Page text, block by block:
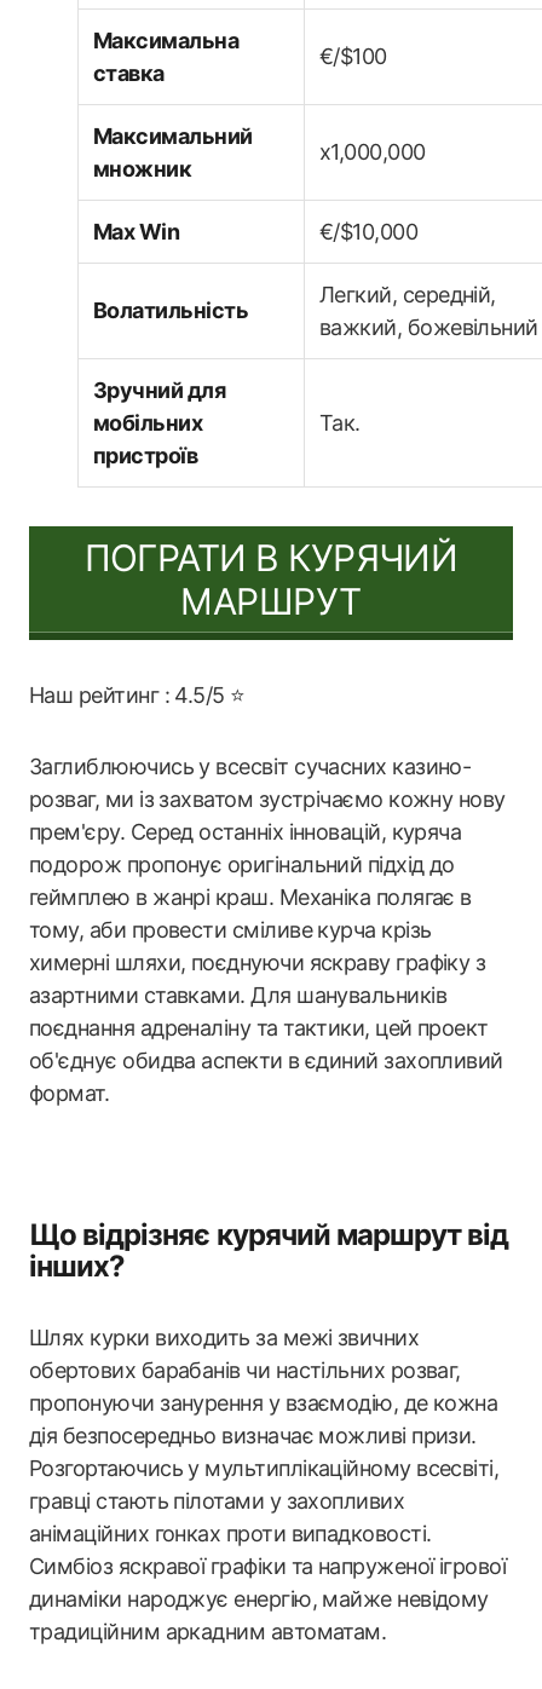
Максимальна
ставка
€/$100
Максимальний
множник
x1,000,000
Max Win €/$10,000
Волатильність
Легкий, середній,
важкий, божевільний
Зручний для
мобільних
пристроїв
Так.
ПОГРАТИ В КУРЯЧИЙ
МАРШРУТ
Наш рейтинг : 4.5/5 ⭐
Заглиблюючись у всесвіт сучасних казино-
розваг, ми із захватом зустрічаємо кожну нову
прем'єру. Серед останніх інновацій, куряча
подорож пропонує оригінальний підхід до
геймплею в жанрі краш. Механіка полягає в
тому, аби провести сміливе курча крізь
химерні шляхи, поєднуючи яскраву графіку з
азартними ставками. Для шанувальників
поєднання адреналіну та тактики, цей проект
об'єднує обидва аспекти в єдиний захопливий
формат.
Що відрізняє курячий маршрут від
інших?
Шлях курки виходить за межі звичних
обертових барабанів чи настільних розваг,
пропонуючи занурення у взаємодію, де кожна
дія безпосередньо визначає можливі призи.
Розгортаючись у мультиплікаційному всесвіті,
гравці стають пілотами у захопливих
анімаційних гонках проти випадковості.
Симбіоз яскравої графіки та напруженої ігрової
динаміки народжує енергію, майже невідому
традиційним аркадним автоматам.